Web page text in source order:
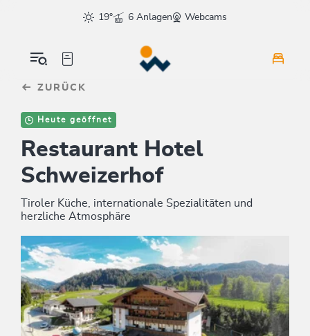
sr.skip-to.main-content
sr.skip-to.table-of-contents
sr.skip-to.main-navigation
19°
6 Anlagen Webcams
ZURÜCK
Heute geöffnet
Restaurant Hotel
Schweizerhof
Tiroler Küche, internationale Spezialitäten und
herzliche Atmosphäre